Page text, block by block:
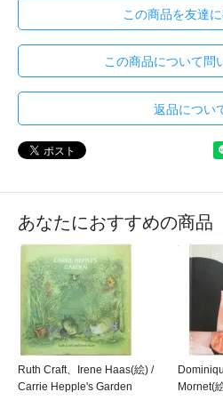
この商品を友達
この商品について問
返品につい
あなたにおすすめの商品
Ruth Craft、Irene Haas(絵) /
Carrie Hepple's Garden
Mornet(